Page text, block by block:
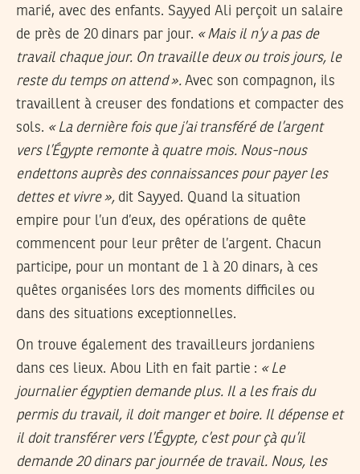
marié, avec des enfants. Sayyed Ali perçoit un salaire
de près de 20 dinars par jour. « Mais il n’y a pas de
travail chaque jour. On travaille deux ou trois jours, le
reste du temps on attend ». Avec son compagnon, ils
travaillent à creuser des fondations et compacter des
sols. « La dernière fois que j’ai transféré de l’argent
vers l’Égypte remonte à quatre mois. Nous-nous
endettons auprès des connaissances pour payer les
dettes et vivre », dit Sayyed. Quand la situation
empire pour l’un d’eux, des opérations de quête
commencent pour leur prêter de l’argent. Chacun
participe, pour un montant de 1 à 20 dinars, à ces
quêtes organisées lors des moments difficiles ou
dans des situations exceptionnelles.
On trouve également des travailleurs jordaniens
dans ces lieux. Abou Lith en fait partie : « Le
journalier égyptien demande plus. Il a les frais du
permis du travail, il doit manger et boire. Il dépense et
il doit transférer vers l’Égypte, c’est pour çà qu’il
demande 20 dinars par journée de travail. Nous, les